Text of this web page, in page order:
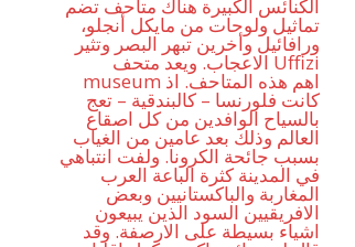
الكنائس الكبيرة هناك متاحف تضم
تماثيل ولوحات من مايكل أنجلو،
ورافائيل وأخرين تبهر البصر وتثير
الاعجاب. ويعد متحف Uffizi
museum اهم هذه المتاحف. اذ
كانت فلورنسا – كالبندقية – تعج
بالسياح الوافدين من كل اصقاع
العالم وذلك بعد عامين من الغياب
بسبب جائحة الكرونا. ولفت انتباهي
في المدينة كثرة الباعة العرب
المغاربة والباكستانيين وبعض
الافريقيين السود الذين يبيعون
اشياء بسيطة على الارصفة. وقد